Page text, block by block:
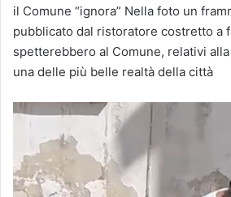
il Comune “ignora” Nella foto un
pubblicato dal ristoratore costretto a
spetterebbero al Comune, relativi
una delle più belle realtà della città